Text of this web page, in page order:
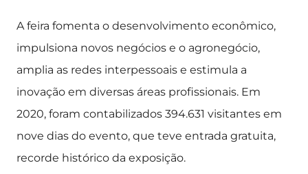
A feira fomenta o desenvolvimento econômico,
impulsiona novos negócios e o agronegócio,
amplia as redes interpessoais e estimula a
inovação em diversas áreas profissionais. Em
2020, foram contabilizados 394.631 visitantes em
nove dias do evento, que teve entrada gratuita,
recorde histórico da exposição.